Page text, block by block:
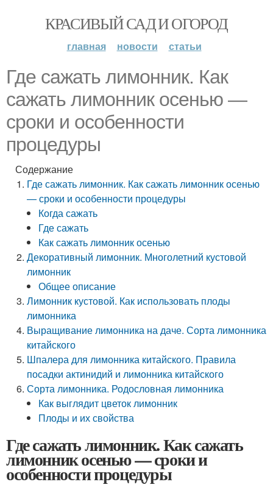
КРАСИВЫЙ САД И ОГОРОД
главная новости статьи
Где сажать лимонник. Как
сажать лимонник осенью —
сроки и особенности
процедуры
Содержание
Где сажать лимонник. Как сажать лимонник осенью
— сроки и особенности процедуры
Когда сажать
Где сажать
Как сажать лимонник осенью
Декоративный лимонник. Многолетний кустовой
лимонник
Общее описание
Лимонник кустовой. Как использовать плоды
лимонника
Выращивание лимонника на даче. Сорта лимонника
китайского
Шпалера для лимонника китайского. Правила
посадки актинидий и лимонника китайского
Сорта лимонника. Родословная лимонника
Как выглядит цветок лимонник
Плоды и их свойства
Где сажать лимонник. Как сажать
лимонник осенью — сроки и
особенности процедуры